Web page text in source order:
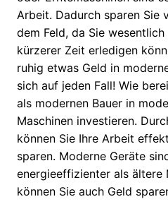
Arbeit. Dadurch sparen Sie
dem Feld, da Sie
kürzerer Zeit erledigen
ruhig etwas Geld in
sich auf jeden Fall! Wie
als modernen Bauer in
Maschinen investieren.
können Sie Ihre Arbeit
sparen. Moderne Geräte
energieeffizienter als ältere
können Sie auch Geld